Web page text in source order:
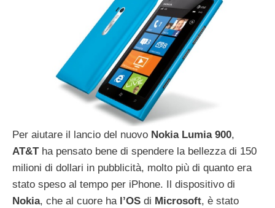
Per aiutare il lancio del nuovo Nokia Lumia 900,
AT&T ha pensato bene di spendere la bellezza di 150
milioni di dollari in pubblicità, molto più di quanto era
stato speso al tempo per iPhone. Il dispositivo di
Nokia, che al cuore ha l’OS di Microsoft, è stato